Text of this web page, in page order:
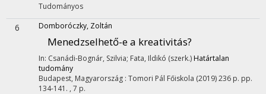
Tudományos
6 Domboróczky, Zoltán
Menedzselhető-e a kreativitás?
In: Csanádi-Bognár, Szilvia; Fata, Ildikó (szerk.) Határtalan
tudomány
Budapest, Magyarország : Tomori Pál Főiskola (2019)236 p. pp.
134-141. , 7 p.